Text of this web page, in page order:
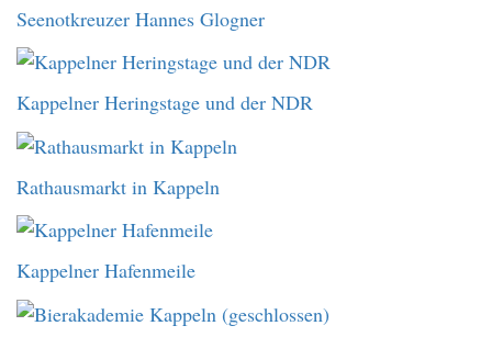
Seenotkreuzer Hannes Glogner
Kappelner Heringstage und der NDR
Rathausmarkt in Kappeln
Kappelner Hafenmeile